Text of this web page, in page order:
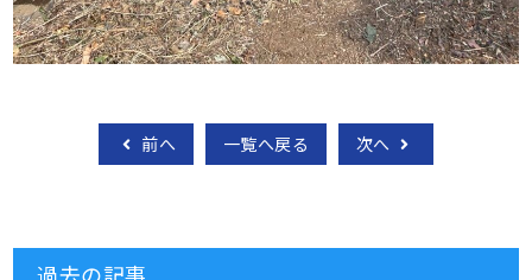
前へ 一覧へ戻る 次へ